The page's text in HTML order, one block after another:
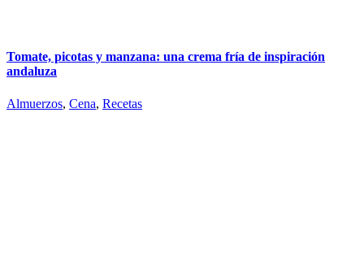
Tomate, picotas y manzana: una crema fría de inspiración
andaluza
Almuerzos, Cena, Recetas